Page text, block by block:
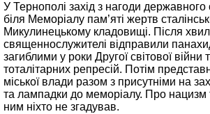
У Тернополі захід з нагоди державного
біля Меморіалу пам’яті жертв
Микулинецькому кладовищі. Після
священнослужителі відправили
загиблими у роки Другої світової
тоталітарних репресій. Потім
міської влади разом з присутніми на
та лампадки до меморіалу. Про нацизм
ним ніхто не згадував.